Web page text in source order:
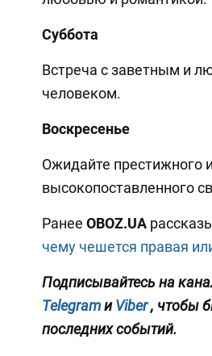
Суббота
Встреча с заветным и
человеком.
Воскресенье
Ожидайте престижного
высокопоставленного
Ранее OBOZ.UA
чему чешется правая
Подписывайтесь на
Telegram иViber , чтобы
последних событий.